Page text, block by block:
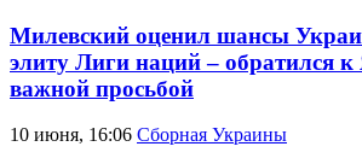
Милевский оценил шансы
элиту Лиги наций – обратился
важной просьбой
10 июня, 16:06 Сборная Украины